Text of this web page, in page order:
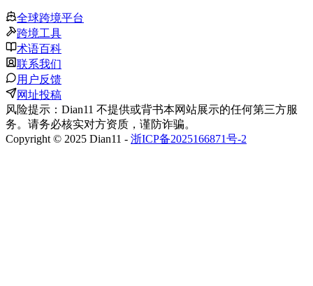
全球跨境平台
跨境工具
术语百科
联系我们
用户反馈
网址投稿
风险提示：Dian11 不提供或背书本网站展示的任何第三方服
务。请务必核实对方资质，谨防诈骗。
Copyright © 2025 Dian11 - 浙ICP备2025166871号-2